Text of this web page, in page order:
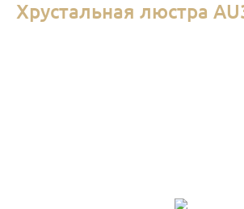
Хрустальная люстра